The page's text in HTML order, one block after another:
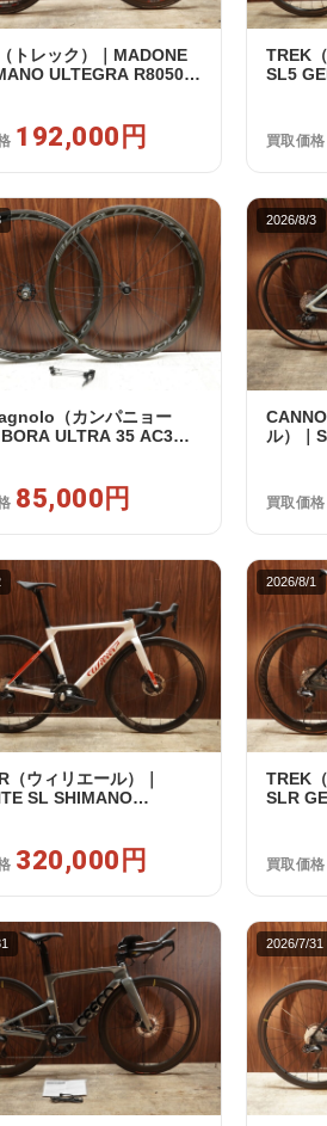
トレック）｜MADONE
ULTEGRA R8050
192,000円
TREK
SL5
円
買取価格
（カンパニョー
BORA ULTRA 35 AC3
円
85,000円
2026/8/3
ル）｜
年｜美
買取価格
（ウィリエール）｜
SL SHIMANO
円
320,000円
2026/8/1
TREK
SLR
買取価格
2026/7/31